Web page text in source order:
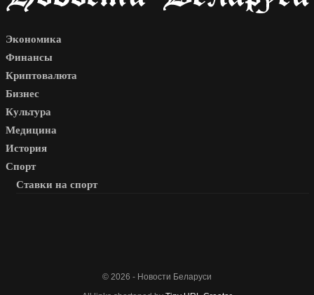
Экономика
Финансы
Криптовалюта
Бизнес
Культура
Медицина
История
Спорт
Ставки на спорт
© 2026 - Новости Беларуси